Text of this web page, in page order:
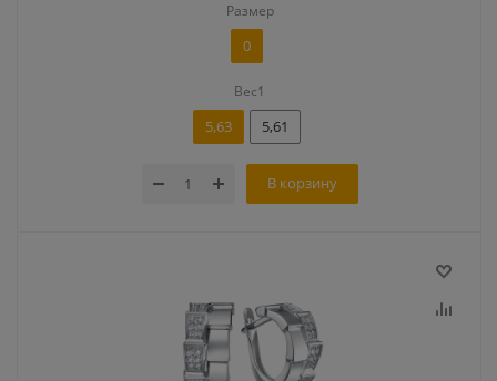
Размер
0
Вес1
5,63 5,61
В корзину